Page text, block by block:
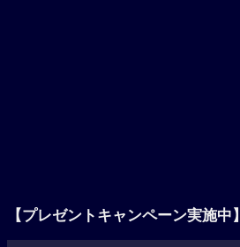
【プレゼントキャンペーン実施中】